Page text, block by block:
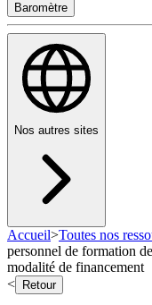
Baromètre
Nos autres sites
Accueil>Toutes nos
personnel de formation
modalité de financement
<
Retour